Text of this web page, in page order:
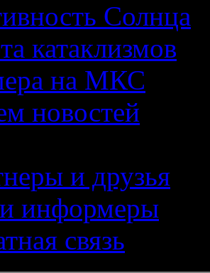
Солнца
катаклизмов
на МКС
новостей
и друзья
информеры
связь